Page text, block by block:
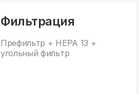
Фильтрация
Префильтр + HEPA 13 +
угольный фильтр